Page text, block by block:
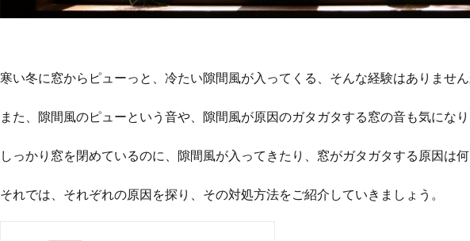
寒い冬に窓からピューっと、冷たい隙間風が入ってくる、そんな経験はありません
また、隙間風のピューという音や、隙間風が原因のガタガタする窓の音も気になり
しっかり窓を閉めているのに、隙間風が入ってきたり、窓がガタガタする原因は
それでは、それぞれの原因を探り、その対処方法をご紹介していきましょう。